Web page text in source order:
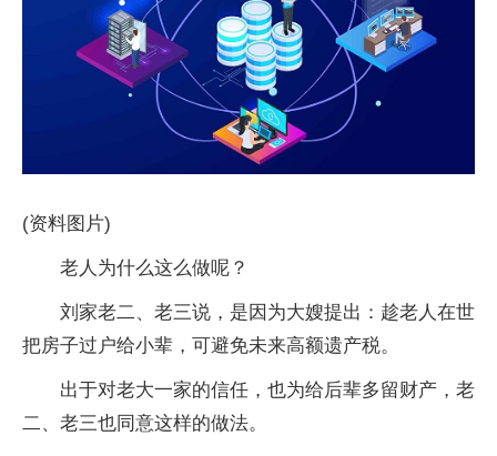
(资料图片)
老人为什么这么做呢？
刘家老二、老三说，是因为大嫂提出：趁老人在世
把房子过户给小辈，可避免未来高额遗产税。
出于对老大一家的信任，也为给后辈多留财产，老
二、老三也同意这样的做法。